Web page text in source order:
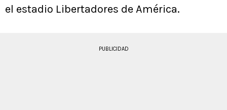
el estadio Libertadores de América.
PUBLICIDAD